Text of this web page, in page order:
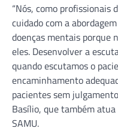
“Nós, como profissionais
cuidado com a
doenças mentais porque
eles. Desenvolver a
quando escutamos o
encaminhamento
pacientes sem
Basílio, que também
SAMU.